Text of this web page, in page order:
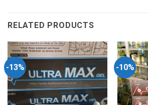
RELATED PRODUCTS
-13% -10%